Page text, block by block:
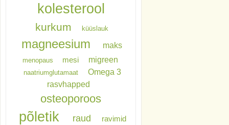
kolesterool
kurkum küüslauk
magneesium maks
menopaus mesi migreen
naatriumglutamaat
Omega 3
rasvhapped
osteoporoos
põletik raud ravimid